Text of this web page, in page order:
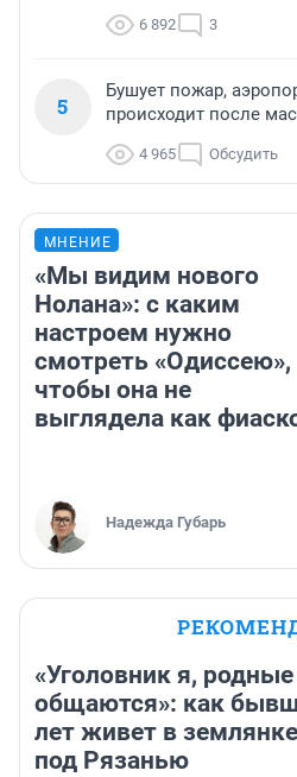
6 892 3
5
Бушует пожар,
происходит после
4 965 Обсудить
МНЕНИЕ
«Мы видим нового
Нолана»: с каким
настроем нужно
смотреть «Одиссею»,
чтобы она не
выглядела как
Надежда Губарь
«Уголовник я,
общаются»: как
лет живет в
под Рязанью